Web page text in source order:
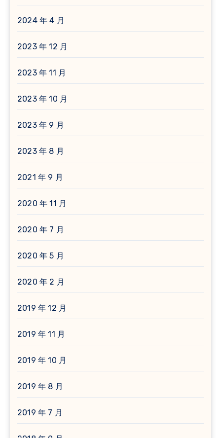
2024 年 4 月
2023 年 12 月
2023 年 11 月
2023 年 10 月
2023 年 9 月
2023 年 8 月
2021 年 9 月
2020 年 11 月
2020 年 7 月
2020 年 5 月
2020 年 2 月
2019 年 12 月
2019 年 11 月
2019 年 10 月
2019 年 8 月
2019 年 7 月